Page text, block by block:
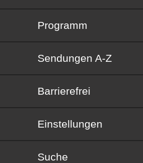
Programm
Sendungen von A bis Z
Sendungen A-Z
Barrierefrei
Barrierefrei
Einstellungen
Suche